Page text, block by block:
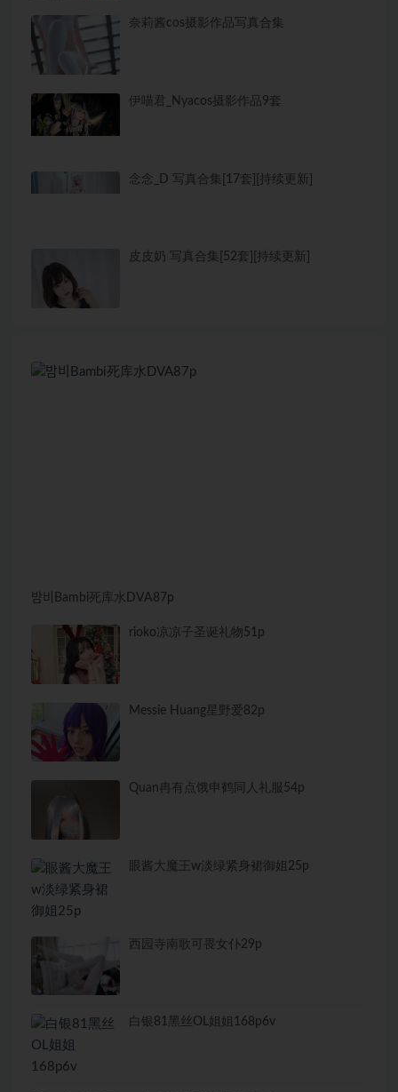
奈莉酱cos摄影作品写真合集
伊喵君_Nyacos摄影作品9套
念念_D 写真合集[17套][持续更新]
皮皮奶 写真合集[52套][持续更新]
밤비Bambi死库水DVA87p
rioko凉凉子圣诞礼物51p
Messie Huang星野爱82p
Quan冉有点饿申鹤同人礼服54p
眼酱大魔王w淡绿紧身裙御姐25p
西园寺南歌可畏女仆29p
白银81黑丝OL姐姐168p6v